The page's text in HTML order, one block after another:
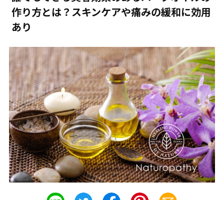
作り方とは？スキンケアや痛みの緩和に効用
あり